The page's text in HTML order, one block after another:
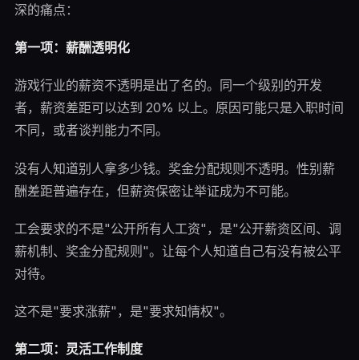
深的痛点：
第一项：薪酬透明化
游戏行业的薪资不透明是出了名的。同一个级别的开发
者，薪资差距可以达到 20% 以上。原因可能只是入职时间
不同，或者谈判能力不同。
没有人知道别人拿多少钱。奖金分配规则不透明。性别薪
酬差距普遍存在，但薪资保密让举证成为不可能。
工会要求的不是"公开所有人工资"，是"公开薪资区间、调
薪机制、奖金分配规则"。让每个人知道自己有没有被公平
对待。
这不是"要求涨薪"，是"要求知情权"。
第二项：灵活工作制度